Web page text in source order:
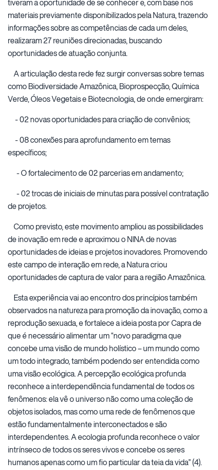
tiveram a oportunidade de se conhecer e, com base nos
materiais previamente disponibilizados pela Natura, trazendo
informações sobre as competências de cada um deles,
realizaram 27 reuniões direcionadas, buscando
oportunidades de atuação conjunta.
A articulação desta rede fez surgir conversas sobre temas
como Biodiversidade Amazônica, Bioprospecção, Química
Verde, Óleos Vegetais e Biotecnologia, de onde emergiram:
- 02 novas oportunidades para criação de convênios;
- 08 conexões para aprofundamento em temas
específicos;
- O fortalecimento de 02 parcerias em andamento;
- 02 trocas de iniciais de minutas para possível contratação
de projetos.
Como previsto, este movimento ampliou as possibilidades
de inovação em rede e aproximou o NINA de novas
oportunidades de ideias e projetos inovadores. Promovendo
este campo de interação em rede, a Natura criou
oportunidades de captura de valor para a região Amazônica.
Esta experiência vai ao encontro dos princípios também
observados na natureza para promoção da inovação, como a
reprodução sexuada, e fortalece a ideia posta por Capra de
que é necessário alimentar um “novo paradigma que
concebe uma visão de mundo holístico – um mundo como
um todo integrado, também podendo ser entendida como
uma visão ecológica. A percepção ecológica profunda
reconhece a interdependência fundamental de todos os
fenômenos: ela vê o universo não como uma coleção de
objetos isolados, mas como uma rede de fenômenos que
estão fundamentalmente interconectados e são
interdependentes. A ecologia profunda reconhece o valor
intrínseco de todos os seres vivos e concebe os seres
humanos apenas como um fio particular da teia da vida” (4).